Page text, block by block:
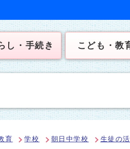
し・手続き こども・教
育 学校 朝日中学校 生徒の